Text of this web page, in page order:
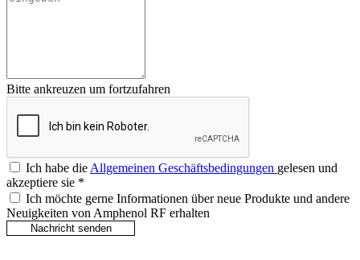
Bitte ankreuzen um fortzufahren
Ich habe dieAllgemeinen Geschäftsbedingungen gelesen und
akzeptiere sie *
Ich möchte gerne Informationen über neue Produkte und andere
Neuigkeiten von Amphenol RF erhalten